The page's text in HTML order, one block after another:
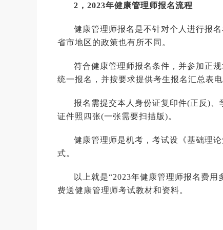
2，2023年健康管理师报名流程
健康管理师报名是不针对个人进行报
省市地区的政策也有所不同。
符合健康管理师报名条件，并参加正
统一报名，并按要求提供考生报名汇总表电
报名需提交本人身份证复印件(正反)
证件照四张(一张需要扫描版)。
健康管理师是机考，考试设《基础理
式。
以上就是“2023年健康管理师报名费
费送健康管理师考试教材和资料。